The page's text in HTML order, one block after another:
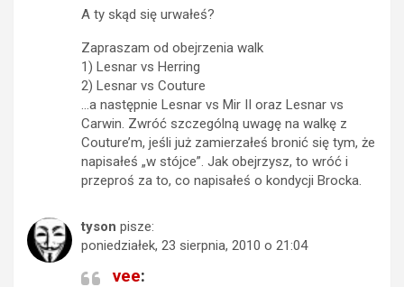
A ty skąd się urwałeś?
Zapraszam od obejrzenia walk
1) Lesnar vs Herring
2) Lesnar vs Couture
…a następnie Lesnar vs Mir II oraz Lesnar vs
Carwin. Zwróć szczególną uwagę na walkę z
Couture’m, jeśli już zamierzałeś bronić się tym, że
napisałeś „w stójce”. Jak obejrzysz, to wróć i
przeproś za to, co napisałeś o kondycji Brocka.
tyson pisze:
poniedziałek, 23 sierpnia, 2010 o 21:04
vee: